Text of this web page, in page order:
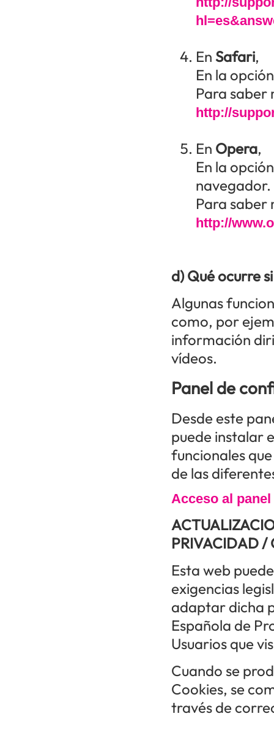
En Safari,
En la
Para saber
http://
En Opera,
En la
navegador.
Para saber
http://
d) Qué ocurre
Algunas
como, por
información
vídeos.
Panel de
Desde este
puede instalar
funcionales
de las
Acceso al panel
PRIVACIDAD /
Esta web
exigencias
adaptar dicha
Española de
Usuarios que
Cuando se
Cookies, se
través de